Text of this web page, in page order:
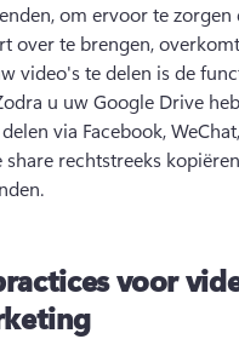
om ervoor te zorgen
over te brengen,
video's te delen is de
u uw Google Drive
via Facebook,
share rechtstreeks
voor